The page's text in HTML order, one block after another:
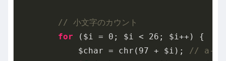
// 小文字のカウント
for ($i = 0 ; $i < 26 ; $i++) {
            $char = chr(
97 + $i); // a-z